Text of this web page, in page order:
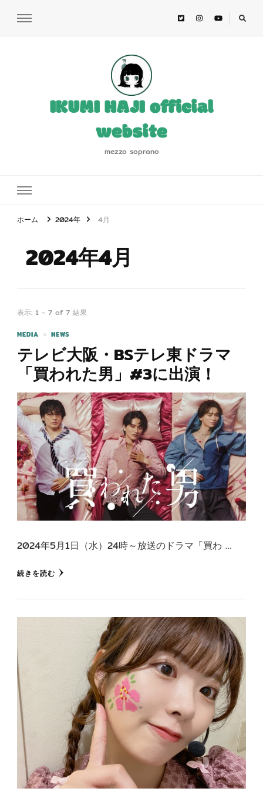
IKUMI HAJI official
website
mezzo soprano
ホーム 2024年 4月
2024年4月
表示: 1 - 7 of 7 結果
MEDIA NEWS
テレビ大阪・BSテレ東ドラマ
「買われた男」#3に出演！
2024年5月1日（水）24時～放送のドラマ「買わ …
続きを読む